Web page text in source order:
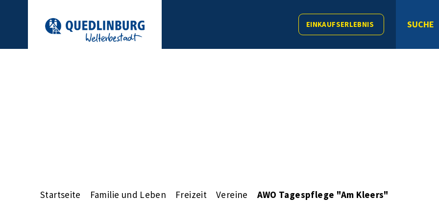
EINKAUFSERLEBNIS SUCHE
Startseite Familie und Leben Freizeit Vereine AWO Tagespflege "Am Kleers"